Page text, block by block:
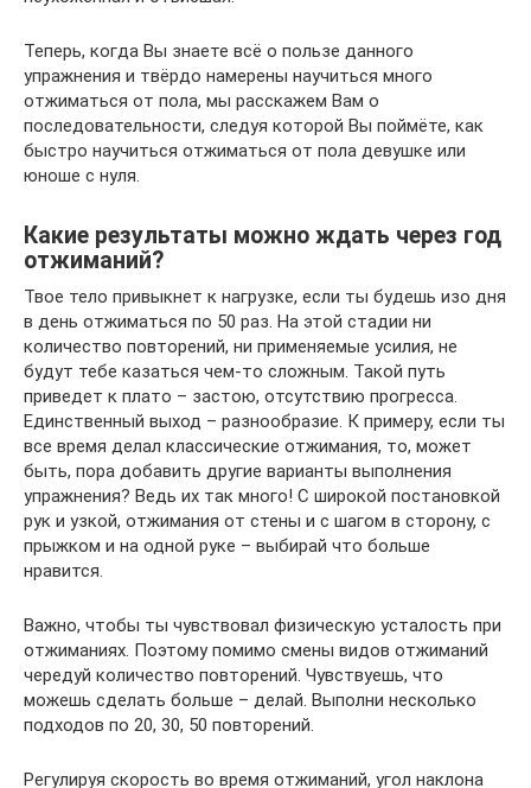
Теперь, когда Вы знаете всё о пользе данного
упражнения и твёрдо намерены научиться много
отжиматься от пола, мы расскажем Вам о
последовательности, следуя которой Вы поймёте, как
быстро научиться отжиматься от пола девушке или
юноше с нуля.
Какие результаты можно ждать через год
отжиманий?
Твое тело привыкнет к нагрузке, если ты будешь изо дня
в день отжиматься по 50 раз. На этой стадии ни
количество повторений, ни применяемые усилия, не
будут тебе казаться чем-то сложным. Такой путь
приведет к плато – застою, отсутствию прогресса.
Единственный выход – разнообразие. К примеру, если ты
все время делал классические отжимания, то, может
быть, пора добавить другие варианты выполнения
упражнения? Ведь их так много! С широкой постановкой
рук и узкой, отжимания от стены и с шагом в сторону, с
прыжком и на одной руке – выбирай что больше
нравится.
Важно, чтобы ты чувствовал физическую усталость при
отжиманиях. Поэтому помимо смены видов отжиманий
чередуй количество повторений. Чувствуешь, что
можешь сделать больше – делай. Выполни несколько
подходов по 20, 30, 50 повторений.
Регулируя скорость во время отжиманий, угол наклона